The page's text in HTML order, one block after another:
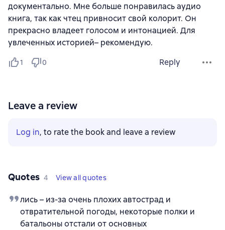
документально. Мне больше понравилась аудио
книга, так как чтец привносит свой колорит. Он
прекрасно владеет голосом и интонацией. Для
увлеченных историей– рекомендую.
1 0 Reply
Leave a review
Log in, to rate the book and leave a review
Quotes 4 View all quotes
лись – из-за очень плохих автострад и
отвратительной погоды, некоторые полки и
батальоны отстали от основных